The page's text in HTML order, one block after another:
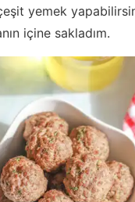
yemek
içine sakladım.